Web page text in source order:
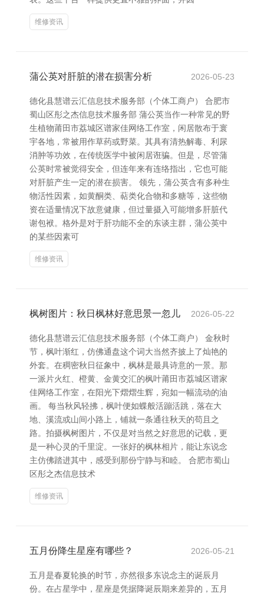
维修资讯
蒲公英对肝脏的潜在损害分析 2026-05-23
德化县慧谱云汇信息技术服务部（个体工商户） 合肥市
蜀山区彤之杰信息技术服务部 蒲公英当作一种常见的野
生植物莆田市荔城区谱家佳网络工作室，闲居散布于寰
宇各地，常被用作草药或野菜。其具有清热解毒、利尿
消肿等功效，在传统医学中被闲居诳骗。但是，尽管蒲
公英时常被觉得安全，但连年来有连络指出，它也可能
对肝脏产生一定的潜在损害。 领先，蒲公英含有多种生
物活性因素，如黄酮类、萜类化合物和多糖等，这些物
资在适量情况下故意健康，但过量摄入可能增多肝脏代
谢包袱。格外是对于肝功能不全的东谈主群，蒲公英中
的某些因素可
维修资讯
枫树图片：秋日枫林好意思景一忽儿 2026-05-22
德化县慧谱云汇信息技术服务部（个体工商户） 金秋时
节，枫叶渐红，仿佛通盘这个词大当然齐披上了灿艳的
外套。在稠密秋日征象中，枫林是最具诗意的一景。那
一派片火红、橙黄、金黄交汇的枫叶莆田市荔城区谱家
佳网络工作室，在阳光下熠熠生辉，宛如一幅流动的油
画。 每当秋风轻拂，枫叶便如蝶般活蹦活跳，落在大
地、溪流或山间小路上，铺就一条通往秋天的苟且之
路。拍摄枫树图片，不仅是对当然之好意思的记载，更
是一种心灵的千里淀。一张好的枫林相片，能让东说念
主仿佛踏进其中，感受到那份宁静与和睦。 合肥市蜀山
区彤之杰信息技术
维修资讯
五月份降生星座有哪些？ 2026-05-21
五月是春夏轮换的时节，亦然很多东说念主的诞辰月
份。在占星学中，星座是凭据降诞辰期来差异的，五月